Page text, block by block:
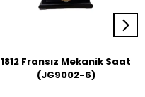
1812 Fransız Mekanik Saat
(JG9002-6)